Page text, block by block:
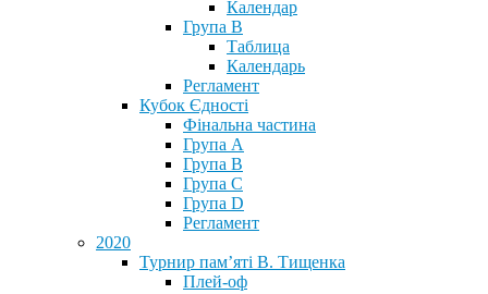
Календар
Група В
Таблица
Календарь
Регламент
Кубок Єдності
Фінальна частина
Група А
Група В
Група С
Група D
Регламент
2020
Турнир пам’яті В. Тищенка
Плей-оф